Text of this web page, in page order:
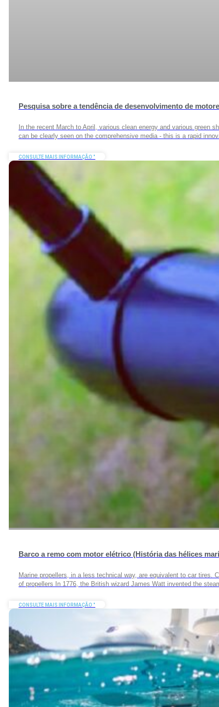
Pesquisa sobre a tendência de desenvolvimento de
In the recent March to April, various clean energy and various green
can be clearly seen on the comprehensive media - this is a rapid
CONSULTE MAIS INFORMAÇÃO "
Barco a remo com motor elétrico (História das hélices
Marine propellers, in a less technical way, are equivalent to car
of propellers In 1776, the British wizard James Watt invented the
CONSULTE MAIS INFORMAÇÃO "